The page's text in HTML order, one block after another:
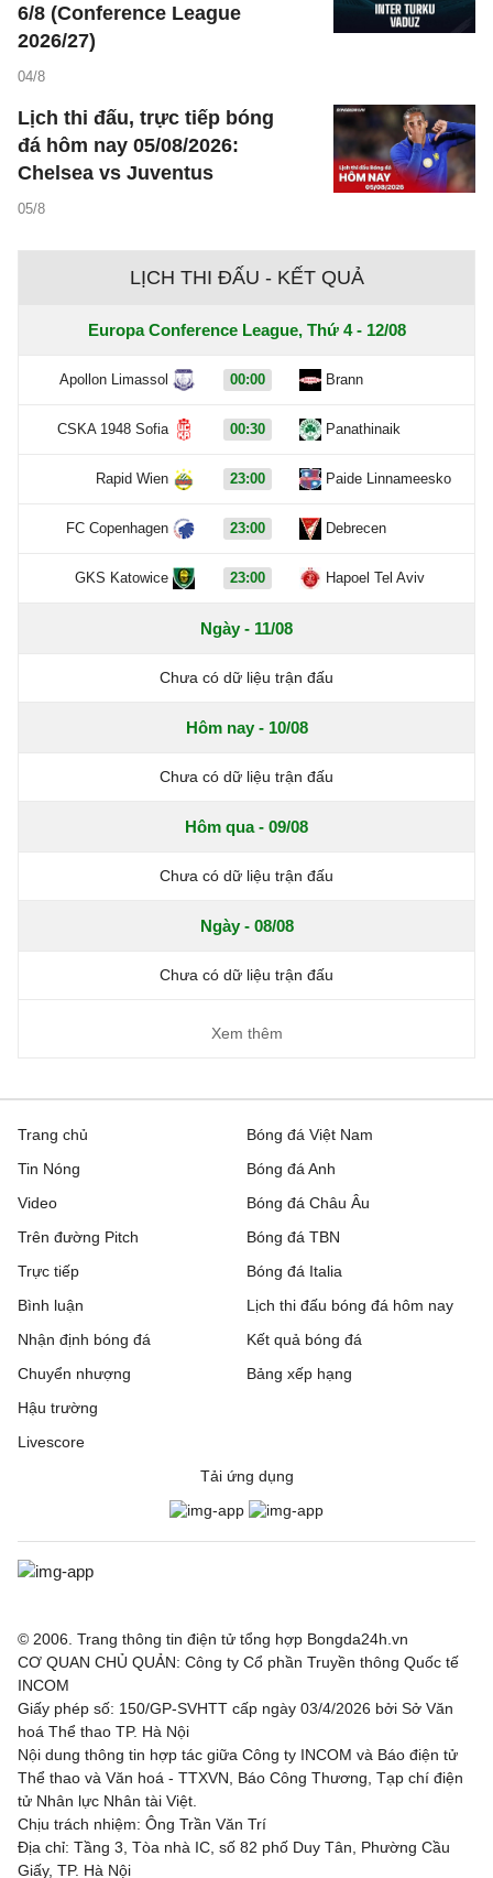
6/8 (Conference League
2026/27)
04/8
Lịch thi đấu, trực tiếp bóng
đá hôm nay 05/08/2026:
Chelsea vs Juventus
05/8
LỊCH THI ĐẤU - KẾT QUẢ
Europa Conference League, Thứ 4 - 12/08
Apollon Limassol 00:00 Brann
CSKA 1948 Sofia 00:30 Panathinaik
Rapid Wien 23:00 Paide Linnameesko
FC Copenhagen 23:00 Debrecen
GKS Katowice 23:00 Hapoel Tel Aviv
Ngày - 11/08
Chưa có dữ liệu trận đấu
Hôm nay - 10/08
Chưa có dữ liệu trận đấu
Hôm qua - 09/08
Chưa có dữ liệu trận đấu
Ngày - 08/08
Chưa có dữ liệu trận đấu
Xem thêm
Trang chủ
Tin Nóng
Video
Trên đường Pitch
Trực tiếp
Bóng đá Việt Nam
Bóng đá Anh
Bóng đá Châu Âu
Bóng đá TBN
Bóng đá Italia
Bình luận
Nhận định bóng đá
Chuyển nhượng
Hậu trường
Livescore
Lịch thi đấu bóng đá hôm nay
Kết quả bóng đá
Bảng xếp hạng
Tải ứng dụng
© 2006. Trang thông tin điện tử tổng hợp Bongda24h.vn
CƠ QUAN CHỦ QUẢN: Công ty Cổ phần Truyền thông Quốc tế
INCOM
Giấy phép số: 150/GP-SVHTT cấp ngày 03/4/2026 bởi Sở Văn
hoá Thể thao TP. Hà Nội
Nội dung thông tin hợp tác giữa Công ty INCOM và Báo điện tử
Thể thao và Văn hoá - TTXVN, Báo Công Thương, Tạp chí điện
tử Nhân lực Nhân tài Việt.
Chịu trách nhiệm: Ông Trần Văn Trí
Địa chỉ: Tầng 3, Tòa nhà IC, số 82 phố Duy Tân, Phường Cầu
Giấy, TP. Hà Nội